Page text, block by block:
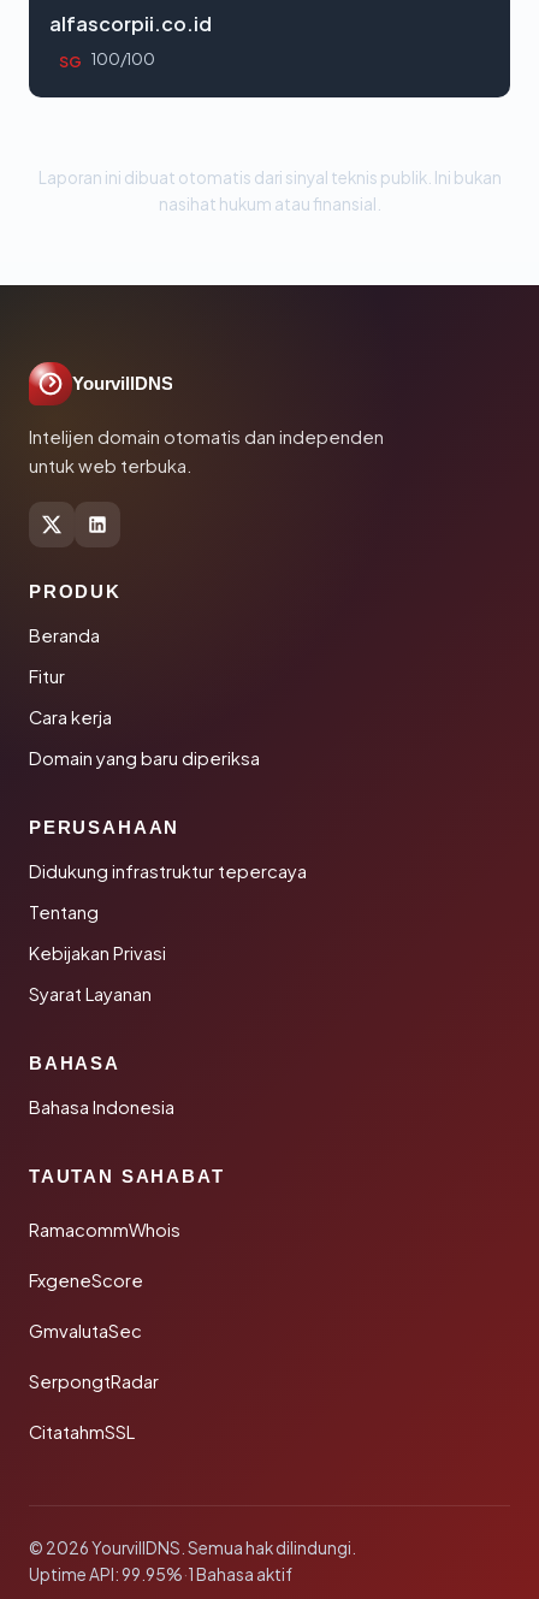
alfascorpii.co.id
SG 100/100
Laporan ini dibuat otomatis dari sinyal teknis publik. Ini bukan
nasihat hukum atau finansial.
YourvillDNS
Intelijen domain otomatis dan independen
untuk web terbuka.
PRODUK
Beranda
Fitur
Cara kerja
Domain yang baru diperiksa
PERUSAHAAN
Didukung infrastruktur tepercaya
Tentang
Kebijakan Privasi
Syarat Layanan
BAHASA
Bahasa Indonesia
TAUTAN SAHABAT
RamacommWhois
FxgeneScore
GmvalutaSec
SerpongtRadar
CitatahmSSL
© 2026 YourvillDNS. Semua hak dilindungi.
Uptime API: 99.95%·1 Bahasa aktif